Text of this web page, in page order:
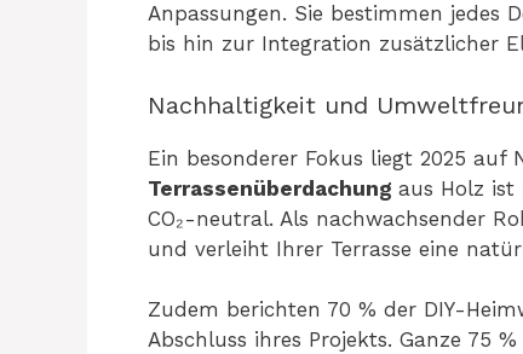
Anpassungen. Sie bestimmen jedes
bis hin zur Integration zusätzlicher
Nachhaltigkeit und
Ein besonderer Fokus liegt 2025 auf
Terrassenüberdachung aus Holz
CO₂-neutral. Als nachwachsender
und verleiht Ihrer Terrasse eine
Zudem berichten 70 % der DIY-
Abschluss ihres Projekts. Ganze 75